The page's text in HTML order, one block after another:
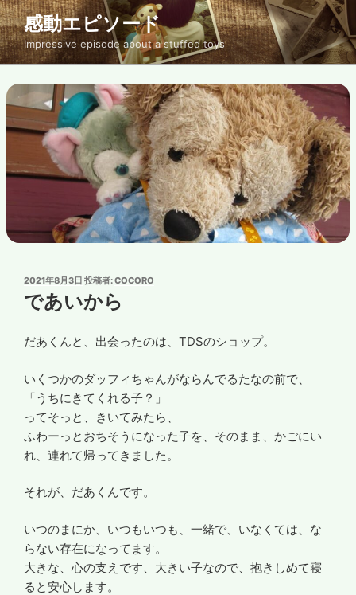
コ
ン
テ
ン
ツ
へ
ス
ッ
プ
感動エピソード
Impressive episode about a stuffed toys
投
稿
日:
2021年8月3日 投稿者:COCORO
であいから
だあくんと、出会ったのは、TDSのショップ。
いくつかのダッフィちゃんがならんでるたなの前で、
「うちにきてくれる子？」
ってそっと、きいてみたら、
ふわーっとおちそうになった子を、そのまま、かごにい
れ、連れて帰ってきました。
それが、だあくんです。
いつのまにか、いつもいつも、一緒で、いなくては、な
らない存在になってます。
大きな、心の支えです、大きい子なので、抱きしめて寝
ると安心します。